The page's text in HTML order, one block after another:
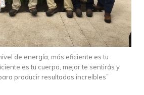
de energía, más eficiente es tu
es tu cuerpo, mejor te sentirás y
producir resultados increíbles”